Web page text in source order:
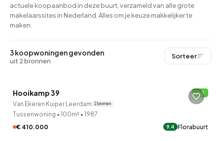
actuele koopaanbod in deze buurt, verzameld van alle grote
makelaarssites in Nederland. Alles om je keuze makkelijker te
maken.
3 koopwoningen gevonden
uit 2 bronnen
Sorteer
Onder bod
Hooikamp 39 B
Van Ekeren Kuiper Leerdam 2 bronnen
Tussenwoning • 100m² • 1987
€ 410.000
9.4 Florabuurt